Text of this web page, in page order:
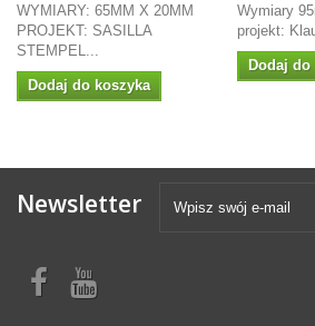
WYMIARY: 65MM X 20MM
PROJEKT: SASILLA
STEMPEL...
Dodaj do koszyka
Wymiary
projekt:
Dodaj
Newsletter